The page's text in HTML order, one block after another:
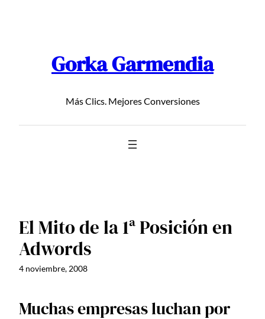
Gorka Garmendia
Más Clics. Mejores Conversiones
El Mito de la 1ª Posición en
Adwords
4 noviembre, 2008
Muchas empresas luchan por